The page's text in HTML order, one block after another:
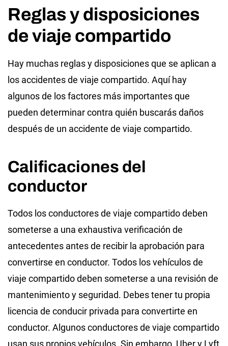
Reglas y disposiciones
de viaje compartido
Hay muchas reglas y disposiciones que se aplican a
los accidentes de viaje compartido. Aquí hay
algunos de los factores más importantes que
pueden determinar contra quién buscarás daños
después de un accidente de viaje compartido.
Calificaciones del
conductor
Todos los conductores de viaje compartido deben
someterse a una exhaustiva verificación de
antecedentes antes de recibir la aprobación para
convertirse en conductor. Todos los vehículos de
viaje compartido deben someterse a una revisión de
mantenimiento y seguridad. Debes tener tu propia
licencia de conducir privada para convertirte en
conductor. Algunos conductores de viaje compartido
usan sus propios vehículos. Sin embargo, Uber y Lyft